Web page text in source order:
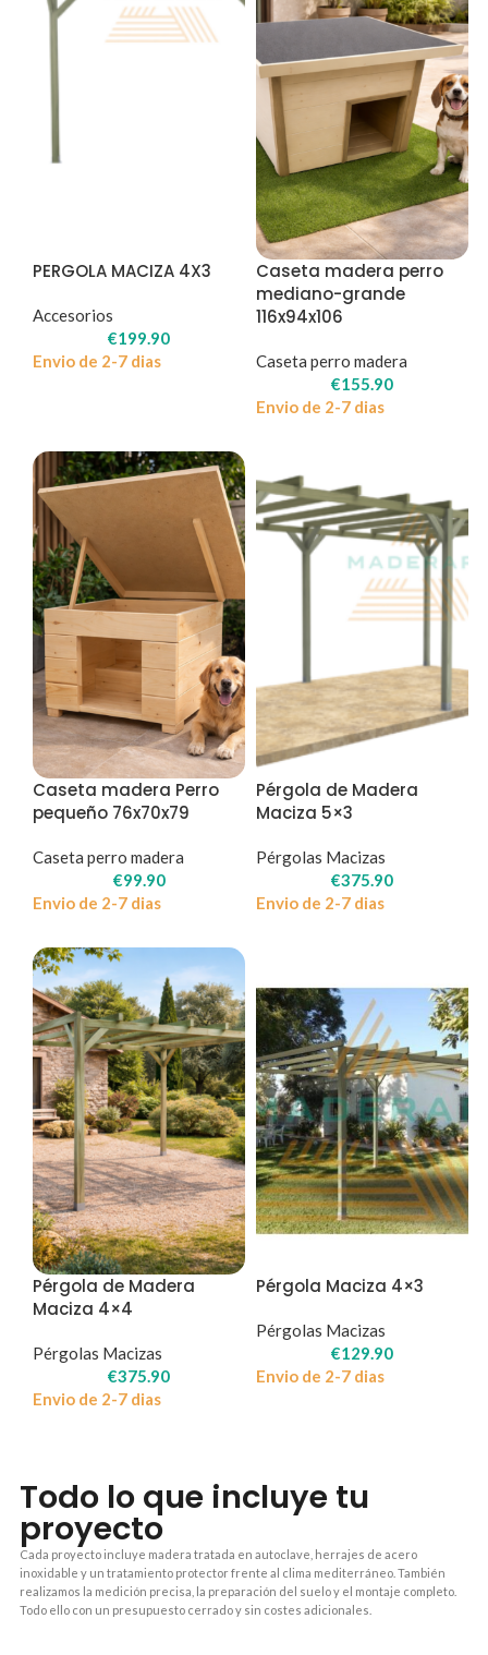
PERGOLA MACIZA 4X3
Accesorios
€199.90
Envio de 2-7 dias
Caseta madera perro
mediano-grande
116x94x106
Caseta perro madera
€155.90
Envio de 2-7 dias
Caseta madera Perro
pequeño 76x70x79
Caseta perro madera
€99.90
Envio de 2-7 dias
Pérgola de Madera
Maciza 5×3
Pérgolas Macizas
€375.90
Envio de 2-7 dias
Pérgola de Madera
Maciza 4×4
Pérgolas Macizas
€375.90
Envio de 2-7 dias
Pérgola Maciza 4×3
Pérgolas Macizas
€129.90
Envio de 2-7 dias
Todo lo que incluye tu
proyecto
Cada proyecto incluye madera tratada en autoclave, herrajes de acero
inoxidable y un tratamiento protector frente al clima mediterráneo. También
realizamos la medición precisa, la preparación del suelo y el montaje completo.
Todo ello con un presupuesto cerrado y sin costes adicionales.